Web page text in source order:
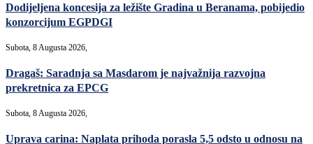
Dodijeljena koncesija za ležište Gradina u Beranama, pobijedio
konzorcijum EGPDGI
Subota, 8 Augusta 2026,
Dragaš: Saradnja sa Masdarom je najvažnija razvojna
prekretnica za EPCG
Subota, 8 Augusta 2026,
Uprava carina: Naplata prihoda porasla 5,5 odsto u odnosu na